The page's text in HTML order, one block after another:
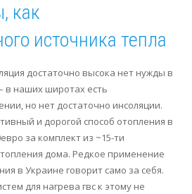
как
источника тепла
достаточно высока нет нужды в
в наших широтах есть
но нет достаточно инсоляции.
и дорогой способ отопления в
за комплект из ~15-ти
дома. Редкое применение
в Украине говорит само за себя.
для нагрева гвс к этому не